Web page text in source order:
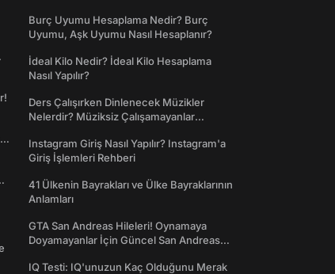
Burç Uyumu Hesaplama Nedir? Burç
Uyumu, Aşk Uyumu Nasıl Hesaplanır?
İdeal Kilo Nedir? İdeal Kilo Hesaplama
Nasıl Yapılır?
Ders Çalışırken Dinlenecek Müzikler
Nelerdir? Müziksiz Çalışamayanlar
Instagram Giriş Nasıl Yapılır? Instagram'a
Giriş İşlemleri Rehberi
41 Ülkenin Bayrakları ve Ülke Bayraklarının
Anlamları
GTA San Andreas Hileleri! Oynamaya
Doyamayanlar İçin Güncel San Andreas
IQ Testi: IQ'unuzun Kaç Olduğunu Merak